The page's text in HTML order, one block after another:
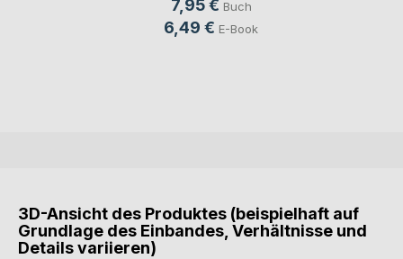
7,95 € Buch
6,49 € E-Book
3D-Ansicht des Produktes (beispielhaft auf
Grundlage des Einbandes, Verhältnisse und
Details variieren)